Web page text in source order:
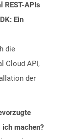
REST-APIs
Ein
die
Cloud API,
der
machen?